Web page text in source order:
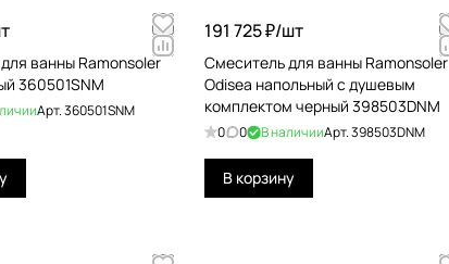
ванны Ramonsoler
360501SNM
Арт.360501SNM
191 725 ₽/шт
Смеситель для ванны Ramonsoler
Odisea напольный с душевым
комплектом черный 398503DNM
0 0 В наличииАрт.398503DNM
В корзину